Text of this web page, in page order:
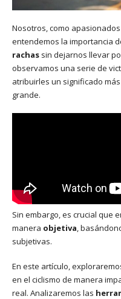
Nosotros, como
entendemos la importancia
rachas sin dejarnos llevar
observamos una serie de
atribuirles un significado
grande.
Sin embargo, es crucial que
manera objetiva,
subjetivas.
En este artículo,
en el ciclismo de manera
real. Analizaremos las